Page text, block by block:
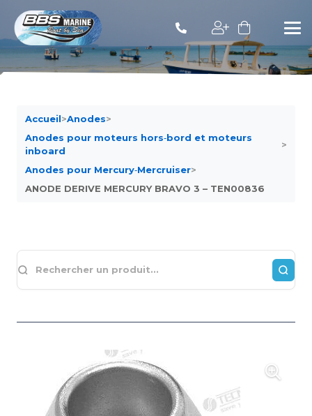
Accueil>Anodes>
Anodes pour moteurs hors‐bord et moteurs
inboard
>
Anodes pour Mercury‐Mercruiser>
ANODE DERIVE MERCURY BRAVO 3 – TEN00836